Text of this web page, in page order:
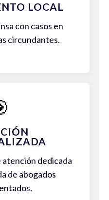
LOCAL
con casos en
circundantes.
dedicada
de abogados